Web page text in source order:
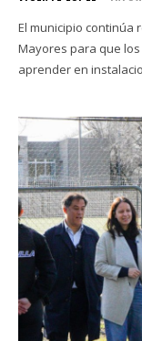
El municipio continúa
Mayores para que
aprender en